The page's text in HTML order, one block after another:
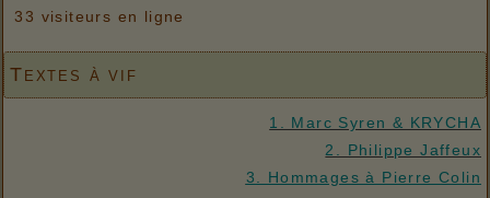
33 visiteurs en ligne
Textes à vif
1. Marc Syren & KRYCHA
2. Philippe Jaffeux
3. Hommages à Pierre Colin